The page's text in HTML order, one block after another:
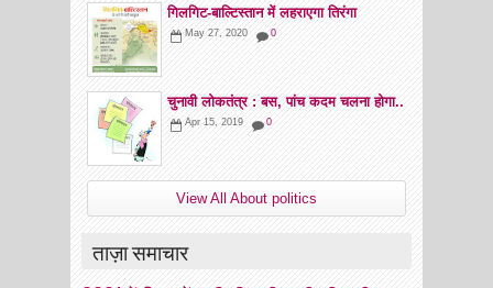
गिलगिट-बाल्टिस्तान में लहराएगा तिरंगा
May 27, 2020 0
चुनावी लोकतंत्र : बस, पांच कदम चलना होगा..
Apr 15, 2019 0
View All About politics
ताज़ा समाचार